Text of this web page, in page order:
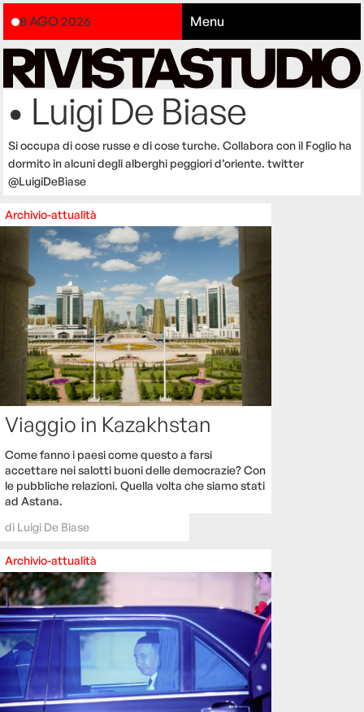
8 AGO 2026 Menu
• Luigi De Biase
Si occupa di cose russe e di cose turche. Collabora con il Foglio ha
dormito in alcuni degli alberghi peggiori d’oriente. twitter
@LuigiDeBiase
Archivio-attualità
Viaggio in Kazakhstan
Come fanno i paesi come questo a farsi
accettare nei salotti buoni delle democrazie? Con
le pubbliche relazioni. Quella volta che siamo stati
ad Astana.
di Luigi De Biase
Archivio-attualità